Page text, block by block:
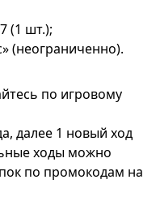
(1 шт.);
(неограниченно).
по игровому
далее 1 новый ход
ходы можно
по промокодам на